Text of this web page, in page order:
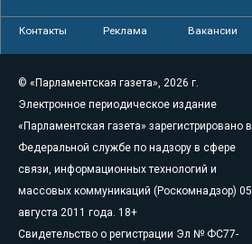
Контакты Реклама Вакансии
© «Парламентская газета», 2026 г.
Электронное периодическое издание
«Парламентская газета» зарегистрировано в
Федеральной службе по надзору в сфере
связи, информационных технологий и
массовых коммуникаций (Роскомнадзор) 05
августа 2011 года. 18+
Свидетельство о регистрации Эл № ФС77-